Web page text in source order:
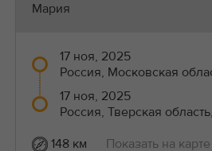
Мария
17 ноя, 2025
Россия, Московская
17 ноя, 2025
Россия, Тверская
148 км
Показать на карте